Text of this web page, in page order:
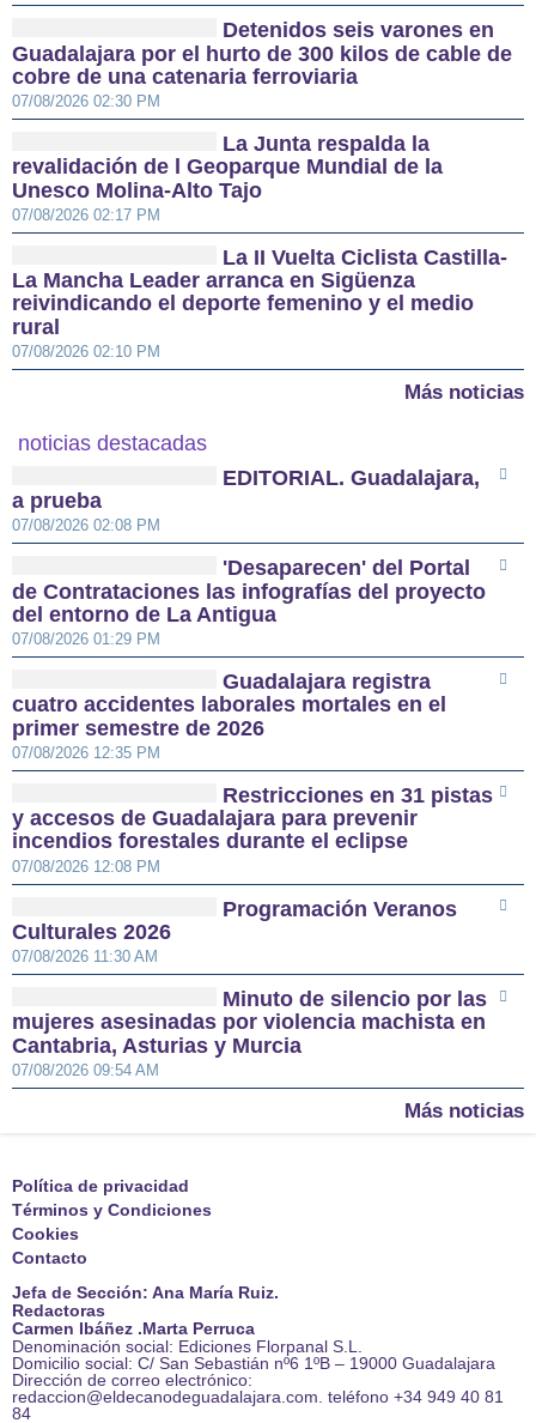
Detenidos seis varones en
Guadalajara por el hurto de 300 kilos de cable de
cobre de una catenaria ferroviaria
07/08/2026 02:30 PM
La Junta respalda la
revalidación de l Geoparque Mundial de la
Unesco Molina-Alto Tajo
07/08/2026 02:17 PM
La II Vuelta Ciclista Castilla-
La Mancha Leader arranca en Sigüenza
reivindicando el deporte femenino y el medio
rural
07/08/2026 02:10 PM
Más noticias
noticias destacadas
EDITORIAL. Guadalajara,
a prueba
07/08/2026 02:08 PM
'Desaparecen' del Portal
de Contrataciones las infografías del proyecto
del entorno de La Antigua
07/08/2026 01:29 PM
Guadalajara registra
cuatro accidentes laborales mortales en el
primer semestre de 2026
07/08/2026 12:35 PM
Restricciones en 31 pistas
y accesos de Guadalajara para prevenir
incendios forestales durante el eclipse
07/08/2026 12:08 PM
Programación Veranos
Culturales 2026
07/08/2026 11:30 AM
Minuto de silencio por las
mujeres asesinadas por violencia machista en
Cantabria, Asturias y Murcia
07/08/2026 09:54 AM
Más noticias
Política de privacidad
Términos y Condiciones
Cookies
Contacto
Jefa de Sección: Ana María Ruiz.
Redactoras
Carmen Ibáñez .Marta Perruca
Denominación social: Ediciones Florpanal S.L.
Domicilio social: C/ San Sebastián nº6 1ºB – 19000 Guadalajara
Dirección de correo electrónico:
redaccion@eldecanodeguadalajara.com. teléfono +34 949 40 81
84